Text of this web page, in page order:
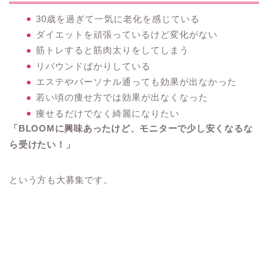
30歳を過ぎて一気に老化を感じている
ダイエットを頑張っているけど変化がない
筋トレすると筋肉太りをしてしまう
リバウンドばかりしている
エステやパーソナル通っても効果が出なかった
若い頃の痩せ方では効果が出なくなった
痩せるだけでなく綺麗になりたい
「BLOOMに興味あったけど、モニターで少し安くなるな
ら受けたい！」
という方も大募集です。